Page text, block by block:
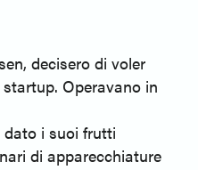
decisero di voler
Operavano in
dato i suoi frutti
di apparecchiature